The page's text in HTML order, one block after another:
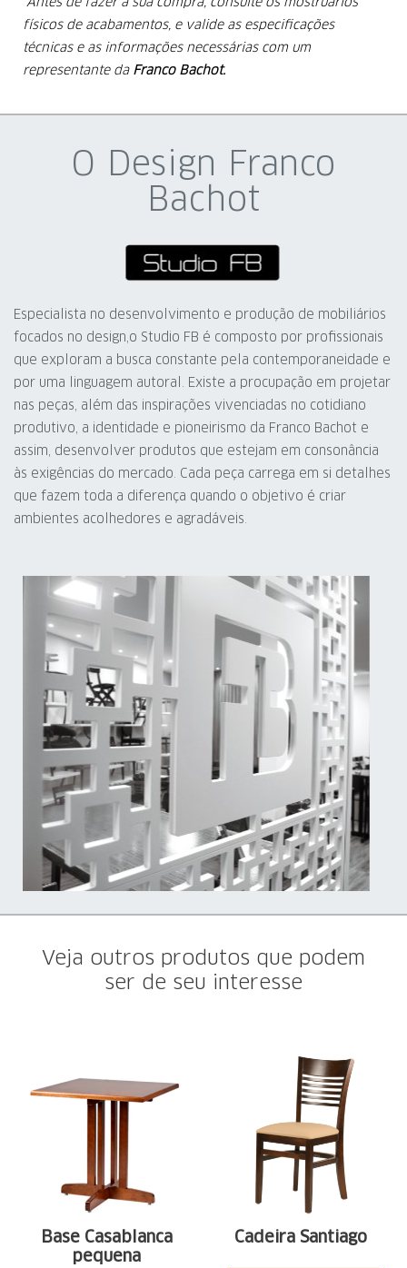
físicos de acabamentos, e valide as especificações
técnicas e as informações necessárias com um
representante da Franco Bachot.
O Design Franco
Bachot
Especialista no desenvolvimento e produção de mobiliários
focados no design,o Studio FB é composto por profissionais
que exploram a busca constante pela contemporaneidade e
por uma linguagem autoral. Existe a procupação em projetar
nas peças, além das inspirações vivenciadas no cotidiano
produtivo, a identidade e pioneirismo da Franco Bachot e
assim, desenvolver produtos que estejam em consonância
às exigências do mercado. Cada peça carrega em si detalhes
que fazem toda a diferença quando o objetivo é criar
ambientes acolhedores e agradáveis.
Veja outros produtos que podem
ser de seu interesse
Base Casablanca
pequena
Cadeira Santiago